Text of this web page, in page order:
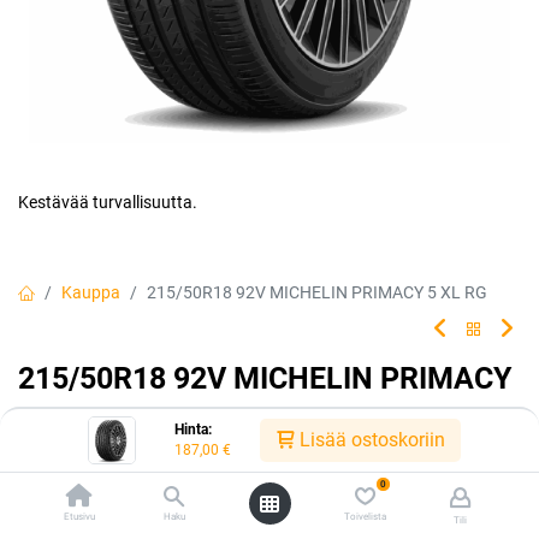
Hinta:
187,00 € Lisää ostoskoriin
Etusivu Haku
0
Toivelista Tili
Kestävää turvallisuutta.
Kauppa 215/50R18 92V MICHELIN PRIMACY 5 XL RG
215/50R18 92V MICHELIN PRIMACY
5 XL RG
Luotettava rengasvalintasi jokapäiväiseen ajoon. Rengas tarjoaa
erinomaisen turvallisuuden ja kestävyyden, jolloin sinä ja
matkustajasi voitte matkata turvallisin mielin kilometri toisensa